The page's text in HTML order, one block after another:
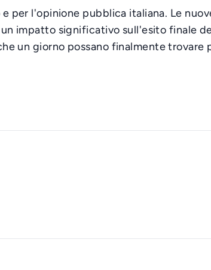
per l'opinione pubblica italiana. Le
impatto significativo sull'esito finale
un giorno possano finalmente trovare